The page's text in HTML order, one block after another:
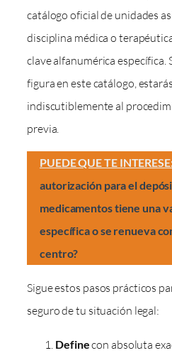
catálogo oficial de unidades
disciplina médica o
clave alfanumérica específica.
figura en este catálogo,
indiscutiblemente al
previa.
PUEDE QUE TE
autorización para el
medicamentos tiene una
específica o se renueva
centro?
Sigue estos pasos prácticos
seguro de tu situación legal:
Definecon absoluta